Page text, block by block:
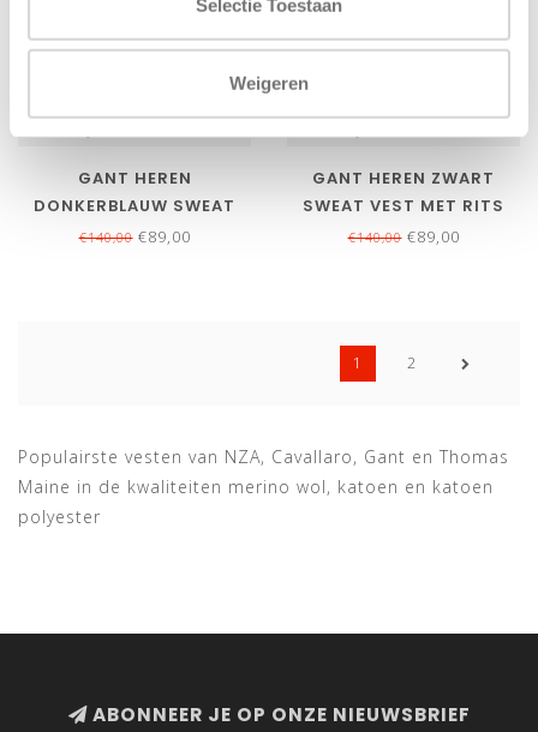
Selectie Toestaan
Weigeren
GANT HEREN
DONKERBLAUW SWEAT
VEST MET RITS
€140,00€89,00
GANT HEREN ZWART
SWEAT VEST MET RITS
€140,00€89,00
1 2
Populairste vesten van NZA, Cavallaro, Gant en Thomas
Maine in de kwaliteiten merino wol, katoen en katoen
polyester
ABONNEER JE OP ONZE NIEUWSBRIEF